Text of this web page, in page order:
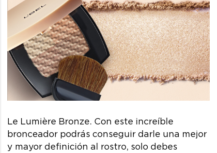
Le Lumière Bronze. Con este increíble
bronceador podrás conseguir darle una mejor
y mayor definición al rostro, solo debes